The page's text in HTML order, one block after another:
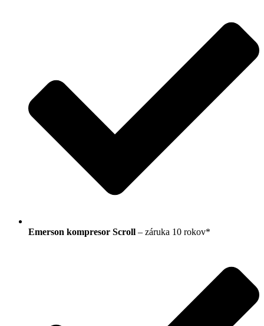
Emerson kompresor Scroll – záruka 10 rokov*